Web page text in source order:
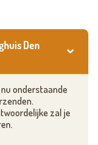
Den
onderstaande
zal je